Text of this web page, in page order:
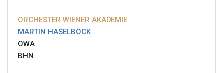
ORCHESTER WIENER AKADEMIE
MARTIN HASELBÖCK
OWA
BHN